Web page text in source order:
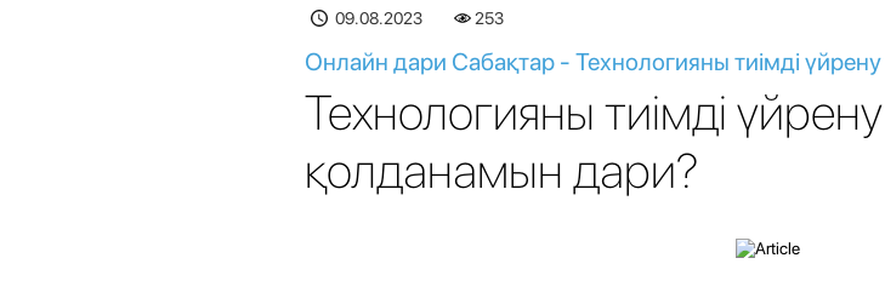
09.08.2023 253
Онлайн дари Сабақтар - Технологияны тиімді
Технологияны тиімді
қолданамын дари?